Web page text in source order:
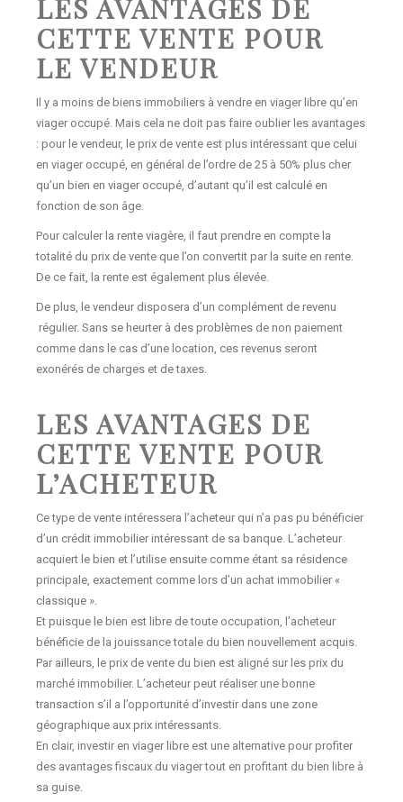
LES AVANTAGES DE
CETTE VENTE POUR
LE VENDEUR
Il y a moins de biens immobiliers à vendre en viager libre qu’en
viager occupé. Mais cela ne doit pas faire oublier les avantages
: pour le vendeur, le prix de vente est plus intéressant que celui
en viager occupé, en général de l’ordre de 25 à 50% plus cher
qu’un bien en viager occupé, d’autant qu’il est calculé en
fonction de son âge.
Pour calculer la rente viagère, il faut prendre en compte la
totalité du prix de vente que l’on convertit par la suite en rente.
De ce fait, la rente est également plus élevée.
De plus, le vendeur disposera d’un complément de revenu
régulier. Sans se heurter à des problèmes de non paiement
comme dans le cas d’une location, ces revenus seront
exonérés de charges et de taxes.
LES AVANTAGES DE
CETTE VENTE POUR
L’ACHETEUR
Ce type de vente intéressera l’acheteur qui n’a pas pu bénéficier
d’un crédit immobilier intéressant de sa banque. L’acheteur
acquiert le bien et l’utilise ensuite comme étant sa résidence
principale, exactement comme lors d’un achat immobilier «
classique ».
Et puisque le bien est libre de toute occupation, l’acheteur
bénéficie de la jouissance totale du bien nouvellement acquis.
Par ailleurs, le prix de vente du bien est aligné sur les prix du
marché immobilier. L’acheteur peut réaliser une bonne
transaction s’il a l’opportunité d’investir dans une zone
géographique aux prix intéressants.
En clair, investir en viager libre est une alternative pour profiter
des avantages fiscaux du viager tout en profitant du bien libre à
sa guise.